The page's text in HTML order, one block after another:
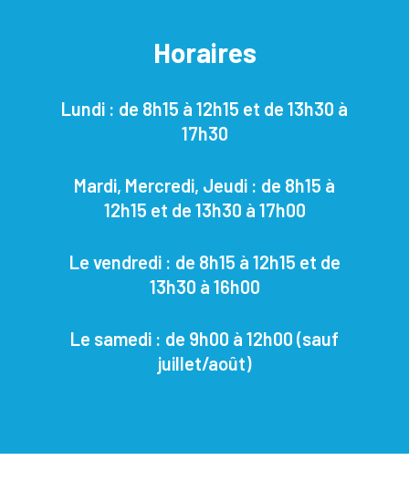
Horaires
Lundi : de 8h15 à 12h15 et de 13h30 à
17h30
Mardi, Mercredi, Jeudi : de 8h15 à
12h15 et de 13h30 à 17h00
Le vendredi : de 8h15 à 12h15 et de
13h30 à 16h00
Le samedi : de 9h00 à 12h00 (sauf
juillet/août)